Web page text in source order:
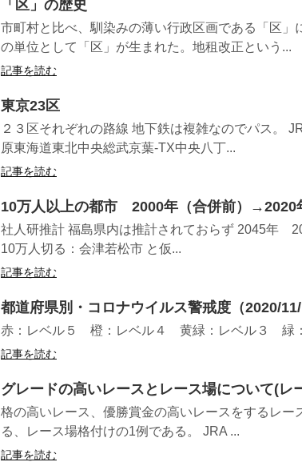
「区」の歴史
市町村と比べ、馴染みの薄い行政区画である「区
の単位として「区」が生まれた。地租改正という...
記事を読む
東京23区
２３区それぞれの路線 地下鉄は複雑なのでパス。
原東海道東北中央総武京葉-TX中央八丁...
記事を読む
10万人以上の都市 2000年（合併前）→2020
社人研推計 福島県内は推計されておらず 2045年
10万人切る：会津若松市 と仮...
記事を読む
都道府県別・コロナウイルス警戒度（2020/11/
赤：レベル５ 橙：レベル４ 黄緑：レベル３ 緑
記事を読む
グレードの高いレースとレース場について(レ
格の高いレース、優勝賞金の高いレースをするレー
る、レース場格付けの1例である。 JRA ...
記事を読む